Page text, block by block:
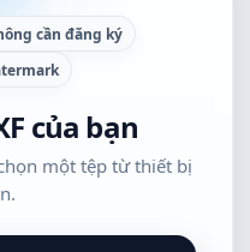
cần đăng ký
của bạn
một tệp từ thiết bị